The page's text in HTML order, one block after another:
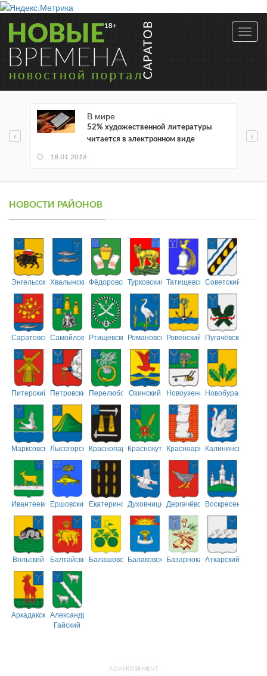
В мире
52% художественной литературы
читается в электронном виде
18.01.2016
НОВОСТИ РАЙОНОВ
ЭнгельсскийХвалынскийФёдоровскийТурковский ТатищевскийСоветский
СаратовскийСамойловскийРтищевскийРомановскийРовенский Пугачёвский
Питерский ПетровскийПерелюбскийОзинский НовоузенскийНовобурасский
МарксовскийЛысогорскийКраснопартизанский
КраснокутскийКрасноармейский
Калининский
ИвантеевскийЕршовский ЕкатериновскийДуховницкийДергачёвскийВоскресенский
Вольский БалтайскийБалашовскийБалаковскийБазарнокарабулакский
Аткарский
АркадакскийАлександрово-
Гайский
ADVERTISEMENT